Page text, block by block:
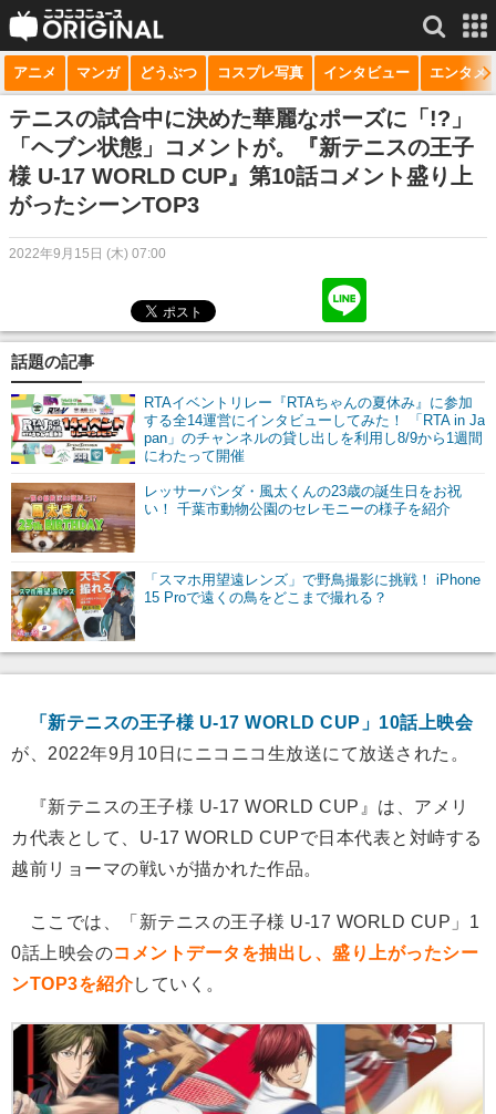
サービス一覧 もっと見る
niconico
動画
生放送
ニュース
マンガ
ニコニコQ
アニメ マンガ どうぶつ コスプレ写真 インタビュー エンタメ
テニスの試合中に決めた華麗なポーズに「!?」
「ヘブン状態」コメントが。『新テニスの王子
様 U-17 WORLD CUP』第10話コメント盛り上
がったシーンTOP3
2022年9月15日 (木) 07:00
話題の記事
RTAイベントリレー『RTAちゃんの夏休み』に参加
する全14運営にインタビューしてみた！ 「RTA in Ja
pan」のチャンネルの貸し出しを利用し8/9から1週間
にわたって開催
レッサーパンダ・風太くんの23歳の誕生日をお祝
い！ 千葉市動物公園のセレモニーの様子を紹介
「スマホ用望遠レンズ」で野鳥撮影に挑戦！ iPhone
15 Proで遠くの鳥をどこまで撮れる？
「新テニスの王子様 U-17 WORLD CUP」10話上映会
が、2022年9月10日にニコニコ生放送にて放送された。
『新テニスの王子様 U-17 WORLD CUP』は、アメリ
カ代表として、U-17 WORLD CUPで日本代表と対峙する
越前リョーマの戦いが描かれた作品。
ここでは、「新テニスの王子様 U-17 WORLD CUP」1
0話上映会のコメントデータを抽出し、盛り上がったシー
ンTOP3を紹介していく。